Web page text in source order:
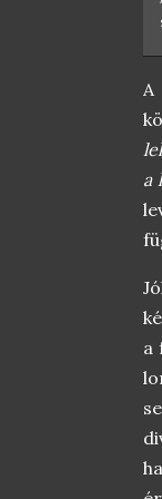
A
a
a